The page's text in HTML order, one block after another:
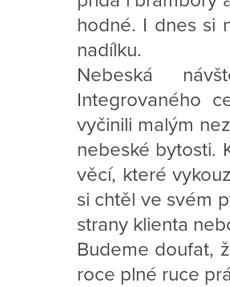
hodné. I dnes si
nadílku.
Nebeská
Integrovaného
vyčinili malým
nebeské bytosti.
věcí, které
si chtěl ve svém
strany klienta
Budeme doufat,
roce plné ruce